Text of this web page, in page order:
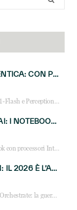
CYBERSECURITY AGENTICA: CON PERCEPTION E MAI-CYBER-1-FLASH MICROSOFT APRE NUOVI SERVIZI PER IL CANALE
Microsoft lancia MAI-Cyber-1-Flash e Perception: cybersecurity agentica in preview dal 3 novembre. Cosa cambia per MSP, system integrator e reseller.
HP ELITEBOOK CON AI: I NOTEBOOK BUSINESS INTELLIGENTI CHE TRASFORMANO PRODUTTIVITÀ, SICUREZZA E LAVORO IBRIDO
Scopri la gamma HP EliteBook con processori Intel® Core™ Ultra e AMD Ryzen™ AI. Notebook business progettati per aumentare la produttività, migliorare la collaborazione e garantire sicurezza avanzata in ufficio e in mobilità.
AI AGENT PLATFORM: IL 2026 È L’ANNO DEL «SISTEMA OPERATIVO» PER GLI AGENTI AZIENDALI
Frontier, Foundry e watsonx Orchestrate: la guerra delle piattaforme AI agent ridisegna il mercato IT. Cosa cambia per reseller, MSP e system integrator.